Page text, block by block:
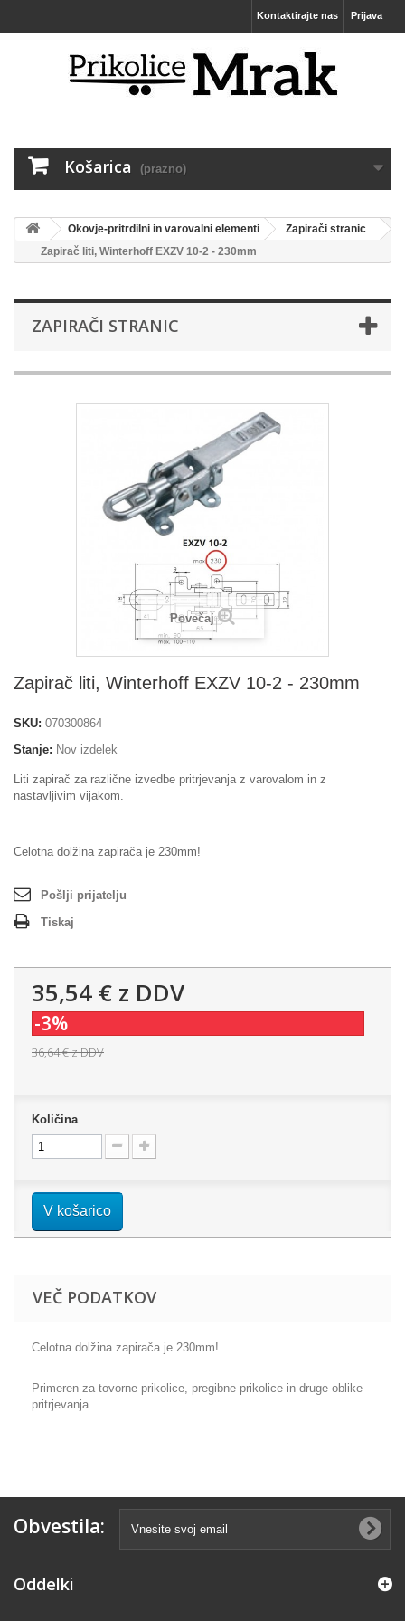
Prijava
Kontaktirajte nas
Košarica (prazno)
Okovje-pritrdilni in varovalni elementi
Zapirači stranic
Zapirač liti, Winterhoff EXZV 10-2 - 230mm
ZAPIRAČI STRANIC
Povečaj
Zapirač liti, Winterhoff EXZV 10-2 - 230mm
SKU: 070300864
Stanje: Nov izdelek
Liti zapirač za različne izvedbe pritrjevanja z varovalom in z
nastavljivim vijakom.
Celotna dolžina zapirača je 230mm!
Pošlji prijatelju
Tiskaj
35,54 € z DDV
-3%
36,64 €z DDV
Količina
V košarico
VEČ PODATKOV
Celotna dolžina zapirača je 230mm!
Primeren za tovorne prikolice, pregibne prikolice in druge oblike
pritrjevanja.
Obvestila:
Oddelki